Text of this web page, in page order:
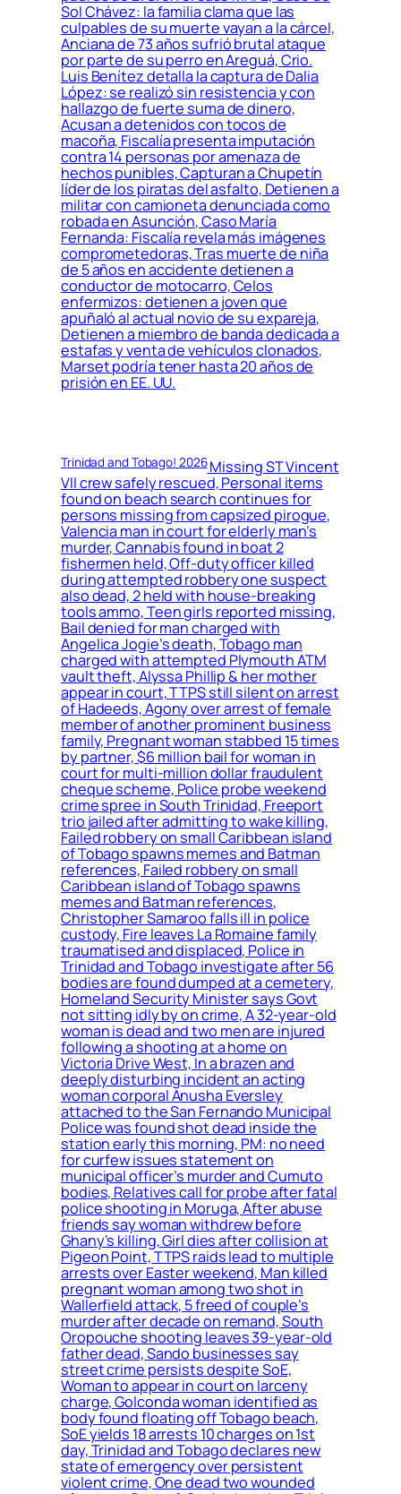
Sol Chávez: la familia clama que las
culpables de su muerte vayan a la cárcel,
Anciana de 73 años sufrió brutal ataque
por parte de su perro en Areguá, Crio.
Luis Benítez detalla la captura de Dalia
López: se realizó sin resistencia y con
hallazgo de fuerte suma de dinero,
Acusan a detenidos con tocos de
macoña, Fiscalía presenta imputación
contra 14 personas por amenaza de
hechos punibles, Capturan a Chupetín
líder de los piratas del asfalto, Detienen a
militar con camioneta denunciada como
robada en Asunción, Caso María
Fernanda: Fiscalía revela más imágenes
comprometedoras, Tras muerte de niña
de 5 años en accidente detienen a
conductor de motocarro, Celos
enfermizos: detienen a joven que
apuñaló al actual novio de su expareja,
Detienen a miembro de banda dedicada a
estafas y venta de vehículos clonados,
Marset podría tener hasta 20 años de
prisión en EE. UU.
Trinidad and Tobago! 2026Missing ST Vincent
VII crew safely rescued, Personal items
found on beach search continues for
persons missing from capsized pirogue,
Valencia man in court for elderly man’s
murder, Cannabis found in boat 2
fishermen held, Off-duty officer killed
during attempted robbery one suspect
also dead, 2 held with house-breaking
tools ammo, Teen girls reported missing,
Bail denied for man charged with
Angelica Jogie’s death, Tobago man
charged with attempted Plymouth ATM
vault theft, Alyssa Phillip & her mother
appear in court, TTPS still silent on arrest
of Hadeeds, Agony over arrest of female
member of another prominent business
family, Pregnant woman stabbed 15 times
by partner, $6 million bail for woman in
court for multi-million dollar fraudulent
cheque scheme, Police probe weekend
crime spree in South Trinidad, Freeport
trio jailed after admitting to wake killing,
Failed robbery on small Caribbean island
of Tobago spawns memes and Batman
references, Failed robbery on small
Caribbean island of Tobago spawns
memes and Batman references,
Christopher Samaroo falls ill in police
custody, Fire leaves La Romaine family
traumatised and displaced, Police in
Trinidad and Tobago investigate after 56
bodies are found dumped at a cemetery,
Homeland Security Minister says Govt
not sitting idly by on crime, A 32-year-old
woman is dead and two men are injured
following a shooting at a home on
Victoria Drive West, In a brazen and
deeply disturbing incident an acting
woman corporal Anusha Eversley
attached to the San Fernando Municipal
Police was found shot dead inside the
station early this morning, PM: no need
for curfew issues statement on
municipal officer’s murder and Cumuto
bodies, Relatives call for probe after fatal
police shooting in Moruga, After abuse
friends say woman withdrew before
Ghany’s killing, Girl dies after collision at
Pigeon Point, TTPS raids lead to multiple
arrests over Easter weekend, Man killed
pregnant woman among two shot in
Wallerfield attack, 5 freed of couple’s
murder after decade on remand, South
Oropouche shooting leaves 39-year-old
father dead, Sando businesses say
street crime persists despite SoE,
Woman to appear in court on larceny
charge, Golconda woman identified as
body found floating off Tobago beach,
SoE yields 18 arrests 10 charges on 1st
day, Trinidad and Tobago declares new
state of emergency over persistent
violent crime, One dead two wounded